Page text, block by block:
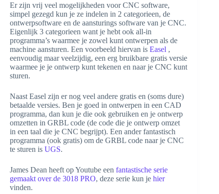
Er zijn vrij veel mogelijkheden voor CNC software,
simpel gezegd kun je ze indelen in 2 categorieen, de
ontwerpsoftware en de aansturings software van je CNC.
Eigenlijk 3 categorieen want je hebt ook all-in
programma’s waarmee je zowel kunt ontwerpen als de
machine aansturen. Een voorbeeld hiervan is Easel ,
eenvoudig maar veelzijdig, een erg bruikbare gratis versie
waarmee je je ontwerp kunt tekenen en naar je CNC kunt
sturen.
Naast Easel zijn er nog veel andere gratis en (soms dure)
betaalde versies. Ben je goed in ontwerpen in een CAD
programma, dan kun je die ook gebruiken en je ontwerp
omzetten in GRBL code (de code die je ontwerp omzet
in een taal die je CNC begrijpt). Een ander fantastisch
programma (ook gratis) om de GRBL code naar je CNC
te sturen is UGS.
James Dean heeft op Youtube een fantastische serie
gemaakt over de 3018 PRO, deze serie kun je hier
vinden.